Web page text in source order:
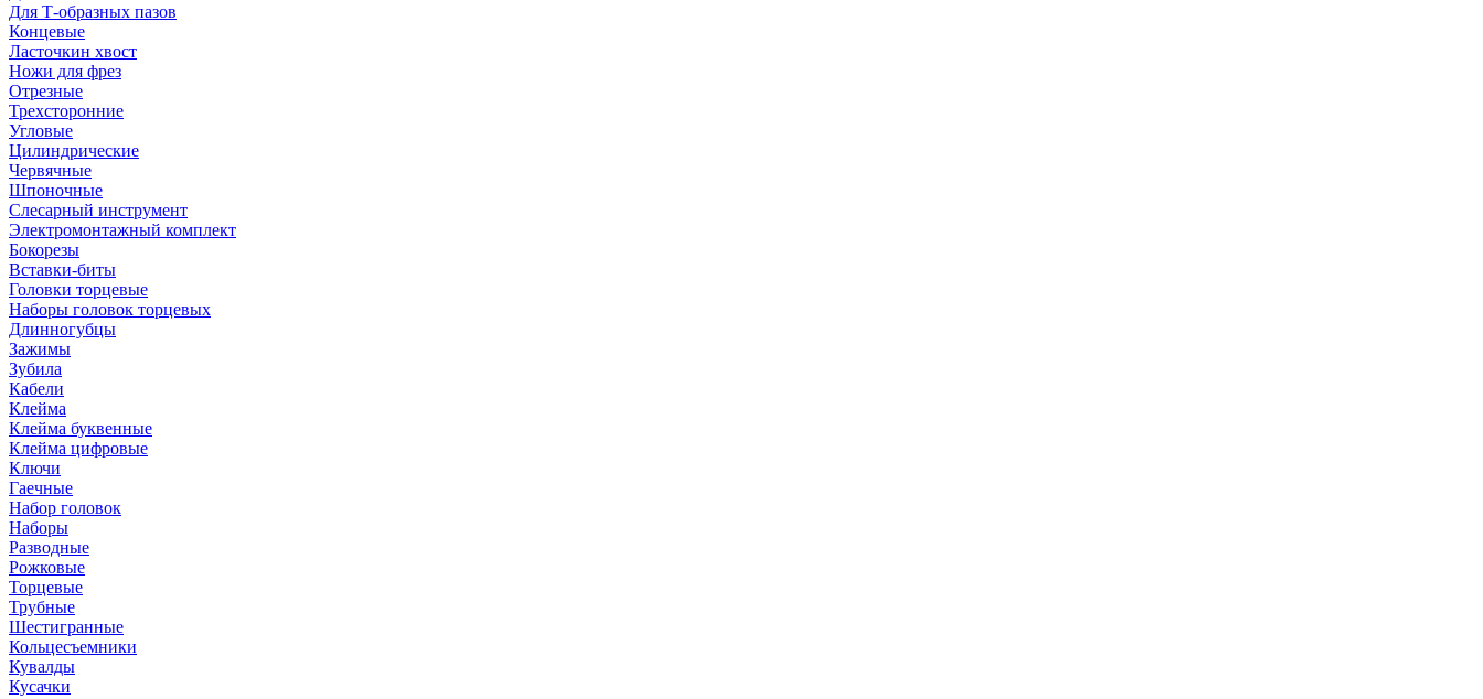
Для Т-образных пазов
Концевые
Ласточкин хвост
Ножи для фрез
Отрезные
Трехсторонние
Угловые
Цилиндрические
Червячные
Шпоночные
Слесарный инструмент
Электромонтажный комплект
Бокорезы
Вставки-биты
Головки торцевые
Наборы головок торцевых
Длинногубцы
Зажимы
Зубила
Кабели
Клейма
Клейма буквенные
Клейма цифровые
Ключи
Гаечные
Набор головок
Наборы
Разводные
Рожковые
Торцевые
Трубные
Шестигранные
Кольцесъемники
Кувалды
Кусачки